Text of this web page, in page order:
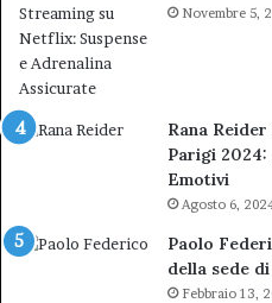
Novembre 5,
Rana
Parigi 2024:
Emotivi
Agosto 6,
Paolo
della sede
Febbraio 13,